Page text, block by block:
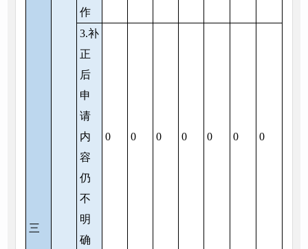
三
作
3.补
正
后
申
请
内
容
仍
不
明
确
0 0 0 0 0 0 0